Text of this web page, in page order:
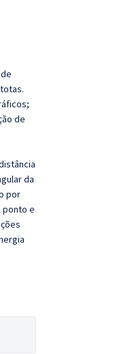
de
da
por
ponto e